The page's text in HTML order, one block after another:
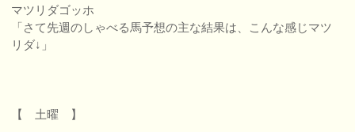
マツリダゴッホ
「さて先週のしゃべる馬予想の主な結果は、こんな感じマツ
リダ↓」
【 土曜 】